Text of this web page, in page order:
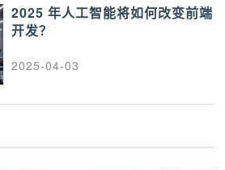
2025 年人工智能将如何改变前端
开发？
2025-04-03